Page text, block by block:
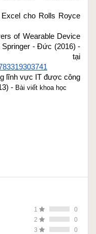
cho Rolls Royce
of Wearable Device
Springer - Đức (2016) -
lĩnh vực IT được công
- Bài viết khoa học
1
0
2
0
3
0